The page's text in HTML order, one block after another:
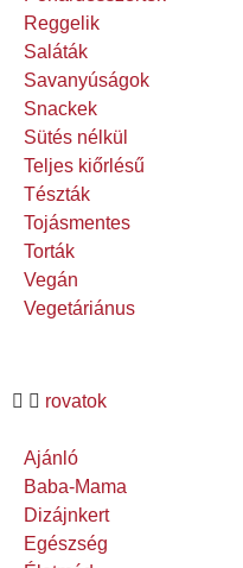
Reggelik
Saláták
Savanyúságok
Snackek
Sütés nélkül
Teljes kiőrlésű
Tészták
Tojásmentes
Torták
Vegán
Vegetáriánus
rovatok
Ajánló
Baba-Mama
Dizájnkert
Egészség